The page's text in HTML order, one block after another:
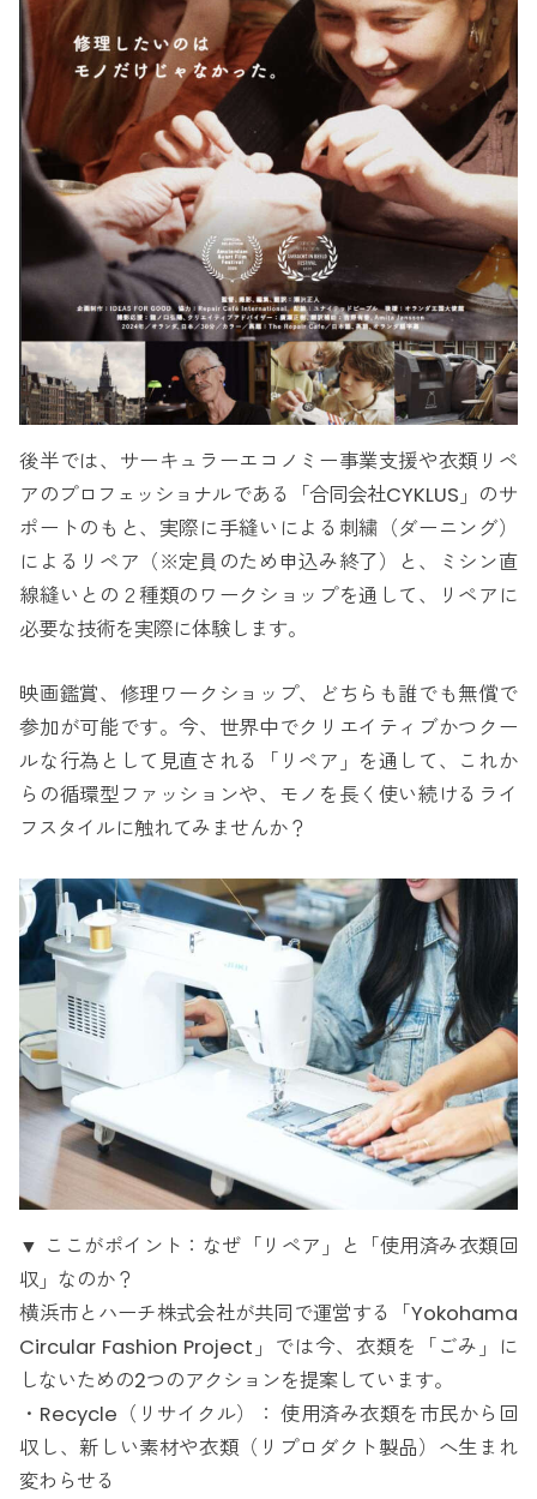
後半では、サーキュラーエコノミー事業支援や衣類リペ
アのプロフェッショナルである「合同会社CYKLUS」のサ
ポートのもと、実際に手縫いによる刺繍（ダーニング）
によるリペア（※定員のため申込み終了）と、ミシン直
線縫いとの２種類のワークショップを通して、リペアに
必要な技術を実際に体験します。
映画鑑賞、修理ワークショップ、どちらも誰でも無償で
参加が可能です。今、世界中でクリエイティブかつクー
ルな行為として見直される「リペア」を通して、これか
らの循環型ファッションや、モノを長く使い続けるライ
フスタイルに触れてみませんか？
▼ ここがポイント：なぜ「リペア」と「使用済み衣類回
収」なのか？
横浜市とハーチ株式会社が共同で運営する「Yokohama
Circular Fashion Project」では今、衣類を「ごみ」に
しないための2つのアクションを提案しています。
・Recycle（リサイクル）： 使用済み衣類を市民から回
収し、新しい素材や衣類（リプロダクト製品）へ生まれ
変わらせる